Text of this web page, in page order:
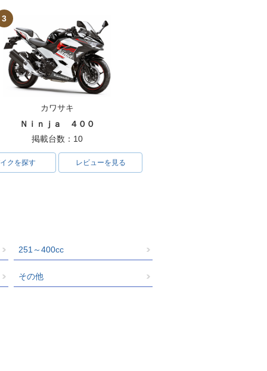
3
カワサキ
Ｎｉｎｊａ ４００
掲載台数：10
クを探す レビューを見る
251～400cc
その他